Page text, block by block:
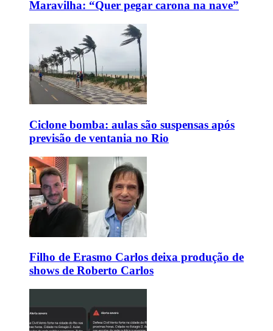
Maravilha: “Quer pegar carona na nave”
Ciclone bomba: aulas são suspensas após
previsão de ventania no Rio
Filho de Erasmo Carlos deixa produção de
shows de Roberto Carlos